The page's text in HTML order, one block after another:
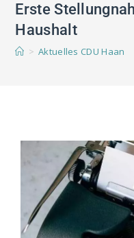
Erste
Haushalt
> Aktuelles CDU Haan